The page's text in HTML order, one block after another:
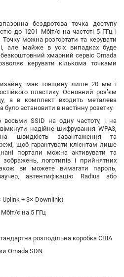
бездротова точка доступу
до 1201 Мбіт/с на частоті 5 ГГц і
Точку можна розгортати та керувати
але майже в усіх випадках буде
хмарний сервіс Omada
керувати кількома точками
дизайну, має товщину лише 20 мм і
пластику. Основний роз’єм
а в комплект входить металева
встановити в настінну розетку.
восьми SSID на одну частоту, і на
надійне шифрування WPA3,
швидкість завантаження та
щоб гарантувати клієнтам лише
портали можна активувати та
логотипів і прийнятних
ви можете вимагати пароль,
автентифікацію Radius або
Uplink + 3× Downlink)
с на 5 ГГц
розподільна коробка США
Omada SDN